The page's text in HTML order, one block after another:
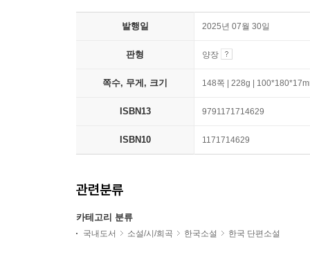
발행일 2025년 07월 30일
판형 양장
쪽수, 무게, 크기 148쪽 | 228g |
ISBN13 9791171714629
ISBN10 1171714629
관련분류
카테고리 분류
국내도서 소설/시/희곡 한국소설 한국 단편소설